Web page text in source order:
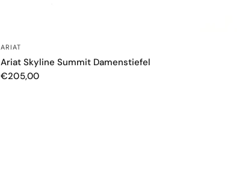
ARIAT
Ariat Skyline Summit Damenstiefel
€205,00